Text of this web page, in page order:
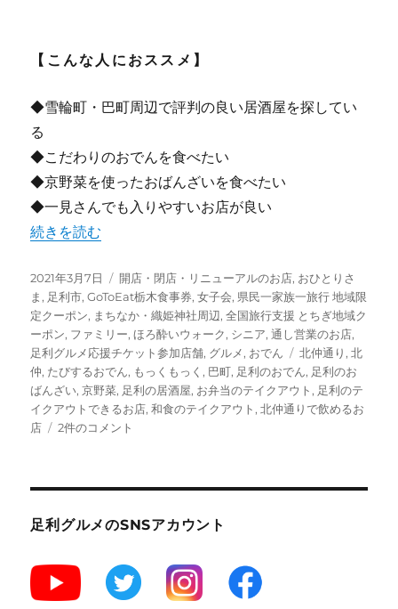
【こんな人におススメ】
◆雪輪町・巴町周辺で評判の良い居酒屋を探してい
る
◆こだわりのおでんを食べたい
◆京野菜を使ったおばんざいを食べたい
◆一見さんでも入りやすいお店が良い
“【足利】たびするおでん もっくもっく テイクアウ
続きを読む
投
稿
日:
2021年3月7日
カ
テ
ゴ
リ
ー
開店・閉店・リニューアルのお店, おひとりさ
ま, 足利市,GoToEat栃木食事券,女子会, 県民一家族一旅行 地域限
定クーポン, まちなか・織姫神社周辺,全国旅行支援 とちぎ地域ク
ーポン, ファミリー,ほろ酔いウォーク, シニア,通し営業のお店,
足利グルメ応援チケット参加店舗, グルメ, おでん
タ
グ
北仲通り,北
仲, たびするおでん, もっくもっく, 巴町, 足利のおでん, 足利のお
ばんざい,京野菜, 足利の居酒屋, お弁当のテイクアウト, 足利のテ
イクアウトできるお店,和食のテイクアウト,北仲通りで飲めるお
店
【足
る
ん
2件のコメント
足利グルメのSNSアカウント